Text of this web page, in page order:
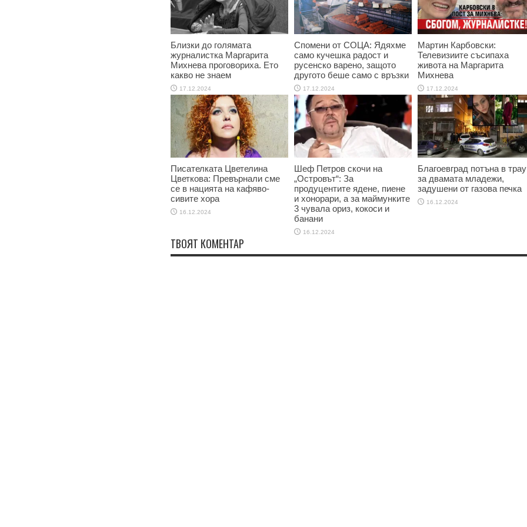
Близки до голямата
журналистка Маргарита
Михнева проговориха. Ето
какво не знаем
17.12.2024
Спомени от СОЦА: Ядяхме
само кучешка радост и
русенско варено, защото
другото беше само с връзки
17.12.2024
Мартин Карбовски:
Телевизиите съсипаха
живота на Маргарита
Михнева
17.12.2024
Писателката Цветелина
Цветкова: Превърнали сме
се в нацията на кафяво-
сивите хора
16.12.2024
Шеф Петров скочи на
„Островът“: За
продуцентите ядене, пиене
и хонорари, а за маймунките
3 чувала ориз, кокоси и
банани
16.12.2024
Благоевград потъна в
за двамата младежи,
задушени от газова печка
16.12.2024
ТВОЯТ КОМЕНТАР